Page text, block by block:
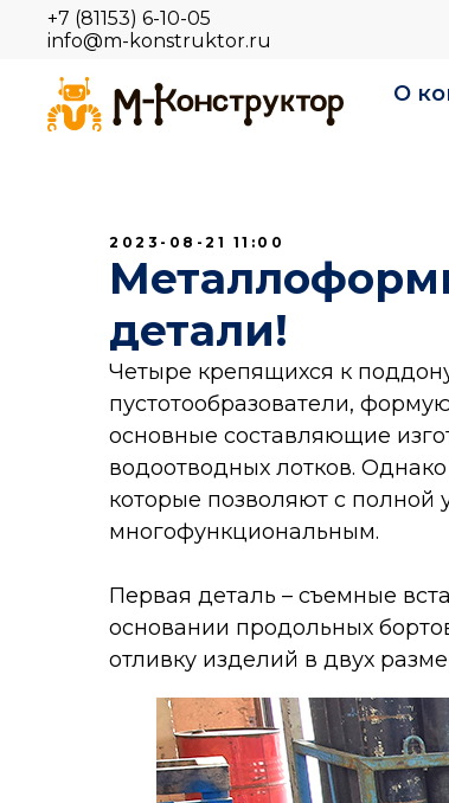
+7 (81153) 6-10-05
info@m-konstruktor.ru
О
2023-08-21 11:00
детали!
Четыре крепящихся к
пустотообразователи,
основные составляющие
водоотводных лотков.
которые позволяют с полной
многофункциональным.
Первая деталь – съемные
основании продольных
отливку изделий в двух